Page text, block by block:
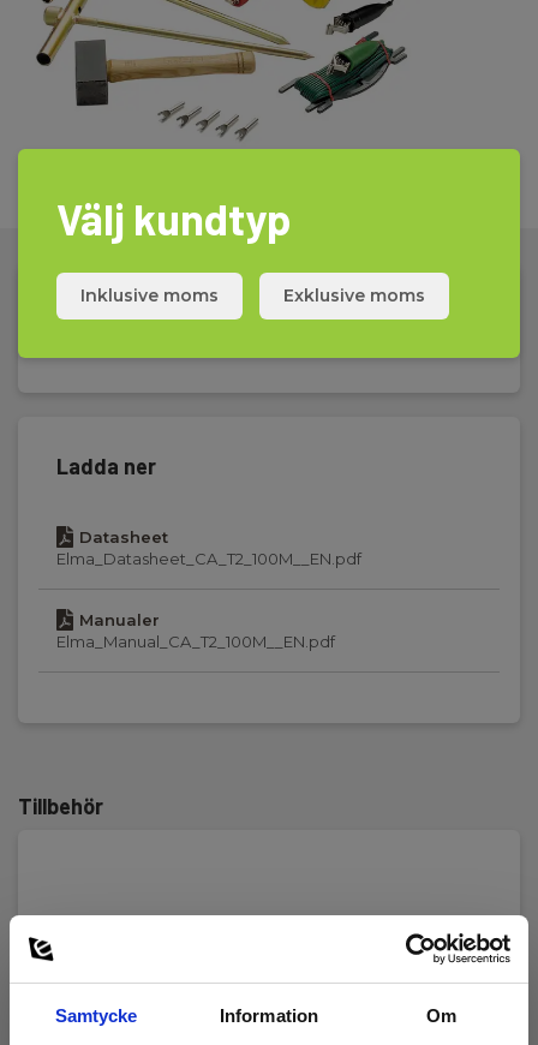
Samtycke Information Om
Tekniske Data
Ladda ner
Datasheet
Elma_Datasheet_CA_T2_100M__EN.pdf
Manualer
Elma_Manual_CA_T2_100M__EN.pdf
Tillbehör
Välj kundtyp
Inklusive moms Exklusive moms